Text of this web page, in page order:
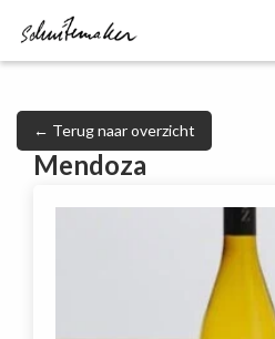
← Terug naar overzicht
Mendoza